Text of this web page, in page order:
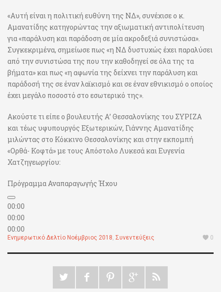
«Αυτή είναι η πολιτική ευθύνη της ΝΔ», συνέχισε ο κ.
Αμανατίδης κατηγορώντας την αξιωματική αντιπολίτευση
για «παράλυση και παράδοση σε μία ακροδεξιά συνιστώσα».
Συγκεκριμένα, σημείωσε πως «η ΝΔ δυστυχώς έχει παραλύσει
από την συνιστώσα της που την καθοδηγεί σε όλα της τα
βήματα» και πως «η αφωνία της δείχνει την παράλυση και
παράδοσή της σε έναν λαϊκισμό και σε έναν εθνικισμό ο οποίος
έχει μεγάλο ποσοστό στο εσωτερικό της».
Ακούστε τι είπε ο βουλευτής Α’ Θεσσαλονίκης του ΣΥΡΙΖΑ
και τέως υφυπουργός Εξωτερικών, Γιάννης Αμανατίδης
μιλώντας στο Κόκκινο Θεσσαλονίκης και στην εκπομπή
«Ορθά- Κοφτά» με τους Απόστολο Λυκεσά και Ευγενία
Χατζηγεωργίου:
Πρόγραμμα Αναπαραγωγής Ήχου
00:00
00:00
00:00
Ενημερωτικό Δελτίο Νοέμβριος 2018, Συνεντεύξεις 0